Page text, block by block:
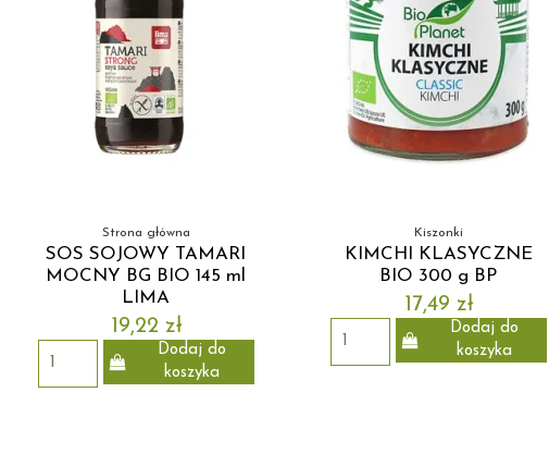
Strona główna
SOS SOJOWY TAMARI
MOCNY BG BIO 145 ml
LIMA
19,22 zł
Dodaj do
koszyka
Kiszonki
KIMCHI KLASYCZNE
BIO 300 g BP
17,49 zł
Dodaj do
koszyka